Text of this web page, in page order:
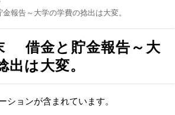
報告～大学の学費の捻出は大変。
借金と貯金報告～大
出は大変。
ョンが含まれています。